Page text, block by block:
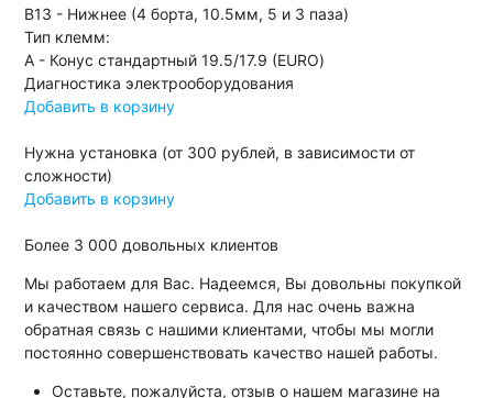
B13 - Нижнее (4 борта, 10.5мм, 5 и 3 паза)
Тип клемм:
A - Конус стандартный 19.5/17.9 (EURO)
Диагностика электрооборудования
Добавить в корзину
Нужна установка (от 300 рублей, в зависимости от
сложности)
Добавить в корзину
Более 3 000 довольных клиентов
Мы работаем для Вас. Надеемся, Вы довольны покупкой
и качеством нашего сервиса. Для нас очень важна
обратная связь с нашими клиентами, чтобы мы могли
постоянно совершенствовать качество нашей работы.
Оставьте, пожалуйста, отзыв о нашем магазине на